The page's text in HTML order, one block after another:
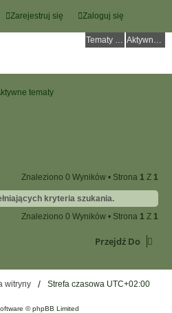
Zaloguj się
Zarejestruj się
Tematy bez odpowiedzi Aktywne tematy
tematy
Znaleziono 0 Wyników • Strona 1 Z 1
kryteria szukania.
Znaleziono 0 Wyników • Strona 1 Z 1
Przejdź Do
witryny Strefa czasowa UTC+02:00
© phpBB Limited